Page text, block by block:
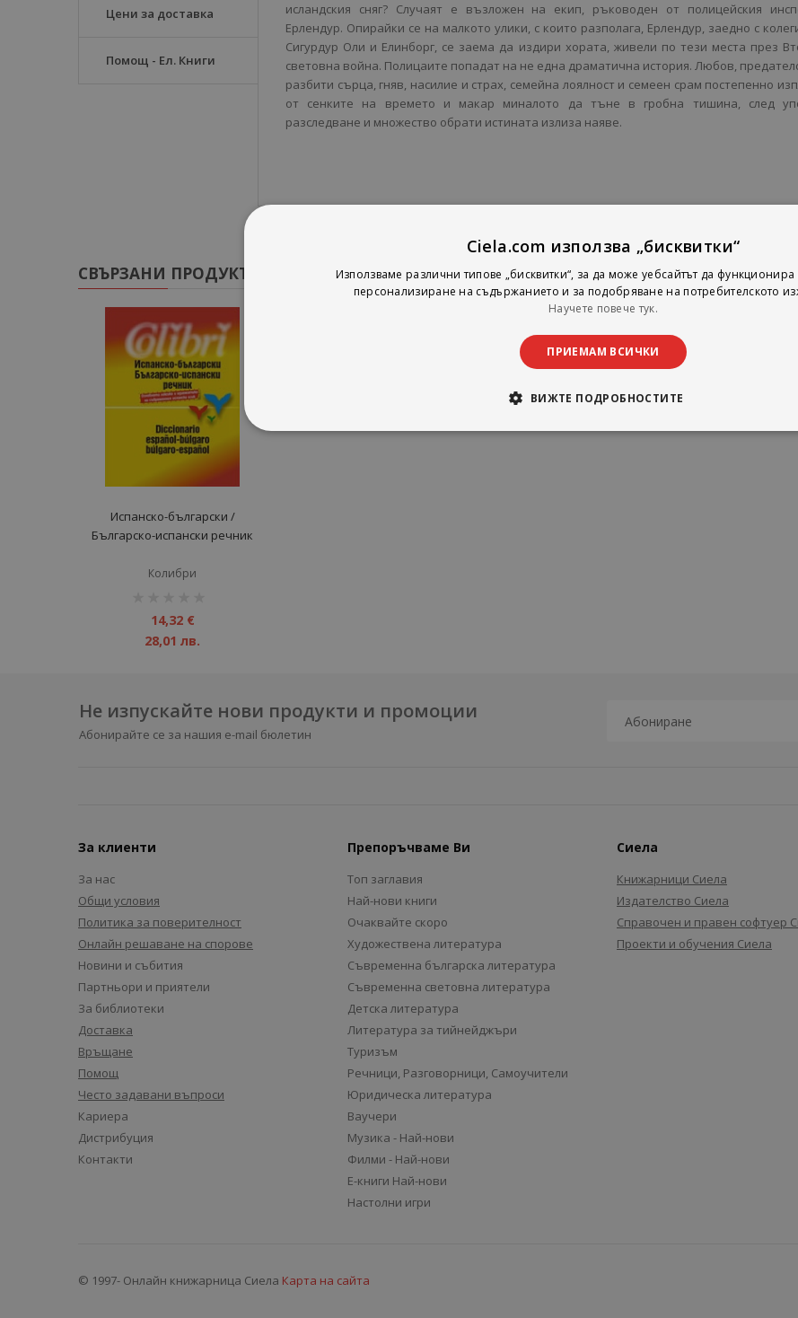
Цени за доставка
Помощ - Ел. Книги
исландския сняг? Случаят е възложен на екип, ръководен от полицейския
Ерлендур. Опирайки се на малкото улики, с които разполага, Ерлендур, заедно с
Сигурдур Оли и Елинборг, се заема да издири хората, живели по тези места през
световна война. Полицаите попадат на не една драматична история. Любов,
разбити сърца, гняв, насилие и страх, семейна лоялност и семеен срам постепенно
от сенките на времето и макар миналото да тъне в гробна тишина, след
разследване и множество обрати истината излиза наяве.
СВЪРЗАНИ ПРОДУКТИ
Испанско-български /
Българско-испански речник
Колибри
14,32 €
28,01 лв.
Не изпускайте нови продукти и промоции
Абонирайте се за нашия e-mail бюлетин
За клиенти
За нас
Общи условия
Политика за поверителност
Онлайн решаване на спорове
Новини и събития
Партньори и приятели
За библиотеки
Доставка
Връщане
Помощ
Често задавани въпроси
Кариера
Дистрибуция
Контакти
Препоръчваме Ви
Топ заглавия
Най-нови книги
Очаквайте скоро
Художествена литература
Съвременна българска литература
Съвременна световна литература
Детска литература
Литература за тийнейджъри
Туризъм
Речници, Разговорници, Самоучители
Юридическа литература
Ваучери
Музика - Най-нови
Филми - Най-нови
Е-книги Най-нови
Настолни игри
Сиела
Книжарници Сиела
Издателство Сиела
Справочен и правен софтуер
Проекти и обучения Сиела
© 1997- Онлайн книжарница Сиела Карта на сайта
Ciela.com използва „бисквитки“
Използваме различни типове „бисквитки“, за да може уебсайтът да
персонализиране на съдържанието и за подобряване на потребителското
Научете повече тук.
ПРИЕМАМ ВСИЧКИ
ВИЖТЕ ПОДРОБНОСТИТЕ